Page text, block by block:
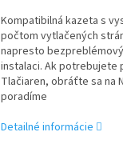
Kompatibilná kazeta s
počtom vytlačených
napresto
instalaci. Ak potrebujete
Tlačiaren, obráťte sa na
poradíme
Detailné informácie